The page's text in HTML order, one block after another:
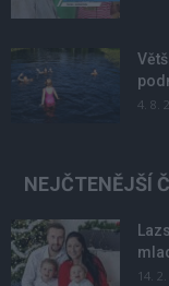
4. 8.
NEJČTENĚJŠÍ
14.